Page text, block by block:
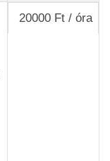
20000 Ft / óra